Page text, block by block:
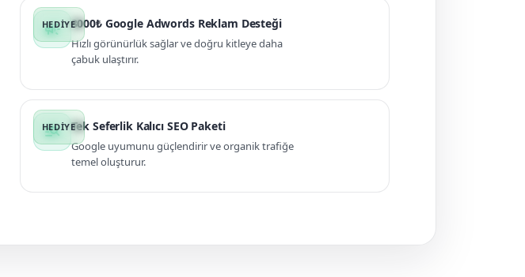
campaign 3000₺ Google Adwords Reklam Desteği
Hızlı görünürlük sağlar ve doğru kitleye daha
çabuk ulaştırır.
manage_search Tek Seferlik Kalıcı SEO Paketi
Google uyumunu güçlendirir ve organik trafiğe
temel oluşturur.